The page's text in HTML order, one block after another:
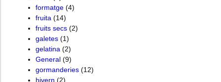
formatge (4)
fruita (14)
fruits secs (2)
galetes (1)
gelatina (2)
General (9)
gormanderies (12)
hivern (2)